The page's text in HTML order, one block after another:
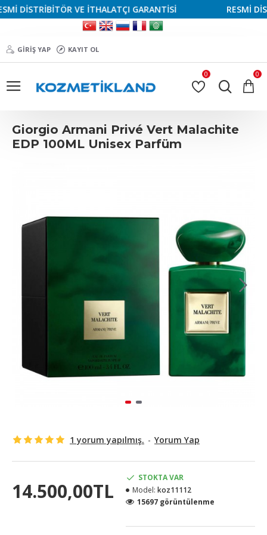
DİSTRİBİTÖR VE İTHALATÇI GARANTİSİ RESMİ
GIRIŞ YAP KAYIT OL
0 0
Giorgio Armani Privé Vert Malachite
EDP 100ML Unisex Parfüm
1 yorum yapılmış. - Yorum Yap
14.500,00TL
STOKTA VAR
Model: koz11112
15697 görüntülenme